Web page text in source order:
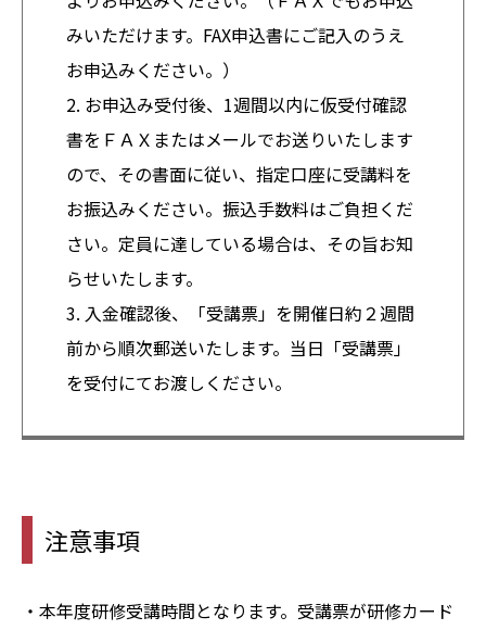
みいただけます。FAX申込書にご記入のうえ
お申込みください。）
2. お申込み受付後、1週間以内に仮受付確認
書をＦＡＸまたはメールでお送りいたします
ので、その書面に従い、指定口座に受講料を
お振込みください。振込手数料はご負担くだ
さい。定員に達している場合は、その旨お知
らせいたします。
3. 入金確認後、「受講票」を開催日約２週間
前から順次郵送いたします。当日「受講票」
を受付にてお渡しください。
注意事項
・本年度研修受講時間となります。受講票が研修カード